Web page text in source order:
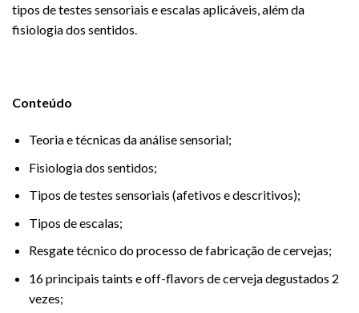
tipos de testes sensoriais e escalas aplicáveis, além da
fisiologia dos sentidos.
Conteúdo
Teoria e técnicas da análise sensorial;
Fisiologia dos sentidos;
Tipos de testes sensoriais (afetivos e descritivos);
Tipos de escalas;
Resgate técnico do processo de fabricação de cervejas;
16 principais taints e off-flavors de cerveja degustados 2
vezes;